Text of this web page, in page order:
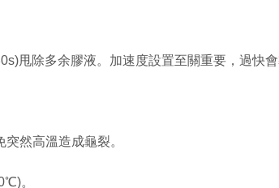
除多余膠液。加速度設置至關重要，過快會
然高溫造成龜裂。
。